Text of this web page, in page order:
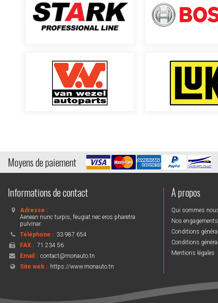
Moyens de paiement
Informations de contact
Adresse :
Aenean nunc turpis, feugiat nec eros pharetra
pulvinar.
Téléphone : 33 987 654
FAX : 71 234 56
Email : contact@monauto.tn
Site web : https://www.monauto.tn
À propos
Qui sommes
Nos engagements
Conditions
Conditions
Mentions légales